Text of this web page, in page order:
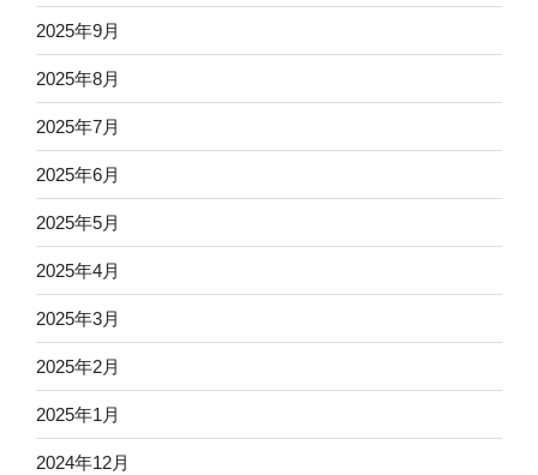
2025年9月
2025年8月
2025年7月
2025年6月
2025年5月
2025年4月
2025年3月
2025年2月
2025年1月
2024年12月